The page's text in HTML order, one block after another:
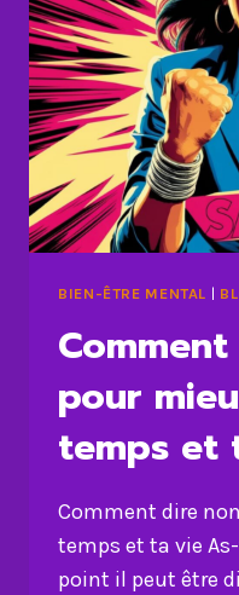
BIEN-ÊTRE MENTAL |
pour
temps et
Comment dire
temps et ta vie
point il peut être